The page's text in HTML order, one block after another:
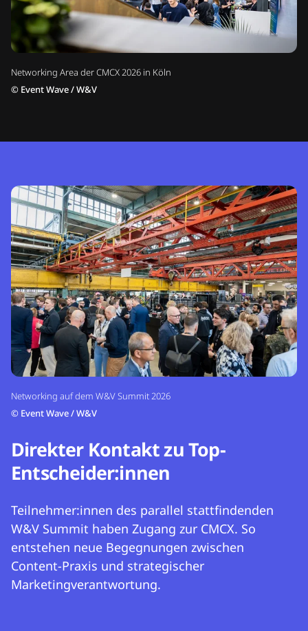
Networking Area der CMCX 2026 in Köln
© Event Wave / W&V
Networking auf dem W&V Summit 2026
© Event Wave / W&V
Direkter Kontakt zu Top-
Entscheider:innen
Teilnehmer:innen des parallel stattfindenden
W&V Summit haben Zugang zur CMCX. So
entstehen neue Begegnungen zwischen
Content-Praxis und strategischer
Marketingverantwortung.